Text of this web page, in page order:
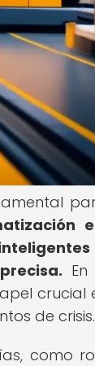
crucial
de crisis.
como